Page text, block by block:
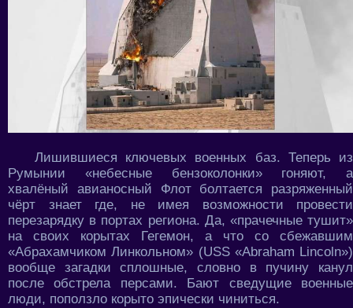
Лишившиеся ключевых военных баз. Теперь из
Румынии «небесные бензоколонки» гоняют, а
хвалёный авианосный Флот болтается разряженный
чёрт знает где, не имея возможности провести
перезарядку в портах региона. Да, «прачечные тушит»
на своих корытах Гегемон, а что со сбежавшим
«Абрахамчиком Линкольном» (USS «Abraham Lincoln»)
вообще загадки сплошные, словно в пучину канул
после обстрела персами. Бают сведущие военные
люди, поползло корыто эпически чиниться.